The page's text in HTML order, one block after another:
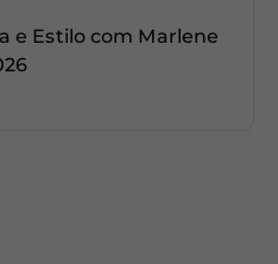
e Estilo com Marlene